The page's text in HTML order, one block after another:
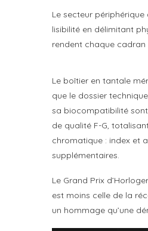
Le secteur
lisibilité en délimitant
rendent chaque cadran
Le boîtier en tantale
que le dossier
sa biocompatibilité
de qualité F-G,
chromatique : index et
supplémentaires.
Le Grand Prix
est moins celle de la
un hommage qu’une